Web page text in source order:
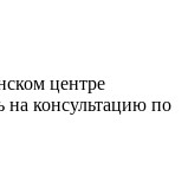
центре
на консультацию по